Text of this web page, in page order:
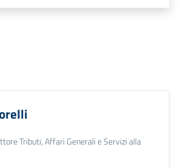
Tributi, Affari Generali e Servizi alla